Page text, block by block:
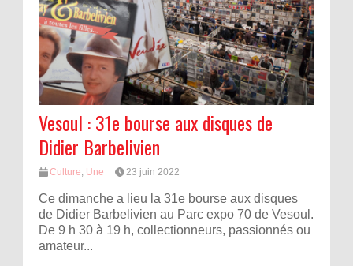
Vesoul : 31e bourse aux disques de
Didier Barbelivien
Culture, Une 23 juin 2022
Ce dimanche a lieu la 31e bourse aux disques
de Didier Barbelivien au Parc expo 70 de Vesoul.
De 9 h 30 à 19 h, collectionneurs, passionnés ou
amateur...